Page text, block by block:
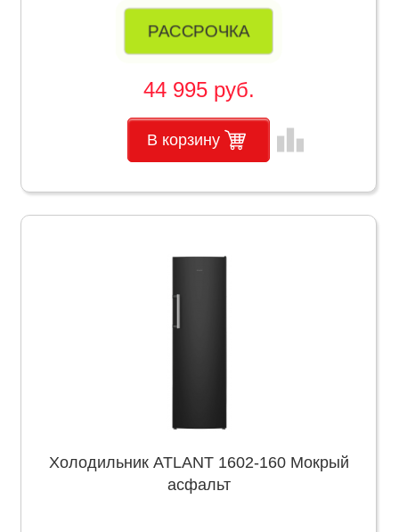
РАССРОЧКА
44 995 руб.
В корзину leaderboard
Холодильник ATLANT 1602-160 Мокрый
асфальт